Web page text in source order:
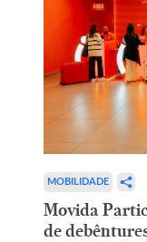
MOBILIDADE
Movida
de